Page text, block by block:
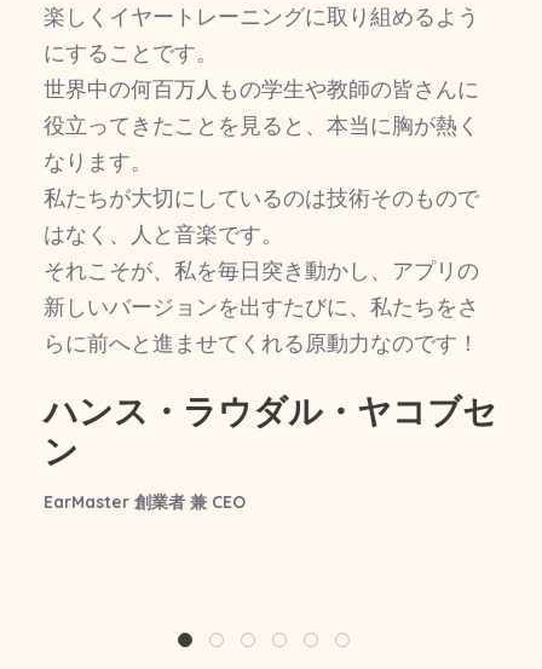
楽しくイヤートレーニングに取り組めるよう
にすることです。
世界中の何百万人もの学生や教師の皆さんに
役立ってきたことを見ると、本当に胸が熱く
なります。
私たちが大切にしているのは技術そのもので
はなく、人と音楽です。
それこそが、私を毎日突き動かし、アプリの
新しいバージョンを出すたびに、私たちをさ
らに前へと進ませてくれる原動力なのです！
ハンス・ラウダル・ヤコブセ
ン
EarMaster 創業者 兼 CEO
1 2 3 4 5 6